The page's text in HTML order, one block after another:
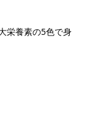
栄養素の5色で身